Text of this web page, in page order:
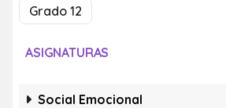
Grado 12
ASIGNATURAS
Social Emocional